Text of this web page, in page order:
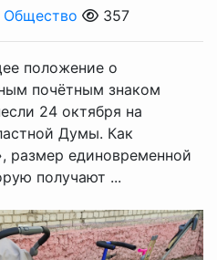
Общество 357
положение о
почётным знаком
24 октября на
Думы. Как
размер единовременной
получают ...